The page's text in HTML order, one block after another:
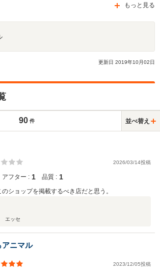
もっと見る
更新日 2019年10月02日
90 件 並べ替え
2026/03/14投稿
アフター : 1 品質 : 1
ショップを掲載するべき店だと思う。
エッセ
アニマル
2023/12/05投稿